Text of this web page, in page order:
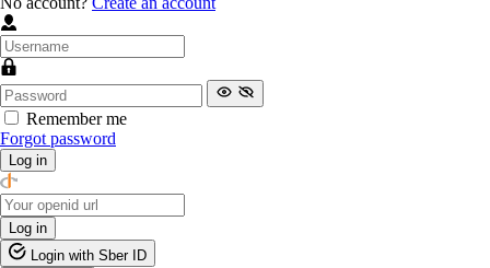
Remember me
Forgot password
Log in
Log in
Login with Sber ID